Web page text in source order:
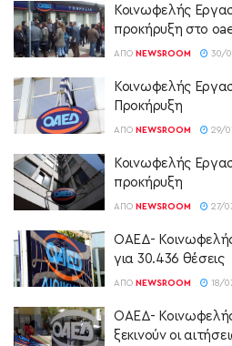
Κοινωφελής
προκήρυξη στο
ΑΠΌ NEWSROOM 30/
Κοινωφελής
Προκήρυξη
ΑΠΌ NEWSROOM 29/
Κοινωφελής
προκήρυξη
ΑΠΌ NEWSROOM 27/
ΟΑΕΔ- Κοινωφελής
για 30.436 θέσεις
ΑΠΌ NEWSROOM 18/
ΟΑΕΔ-
ξεκινούν οι